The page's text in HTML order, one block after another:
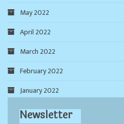
May 2022
April 2022
March 2022
February 2022
January 2022
Newsletter